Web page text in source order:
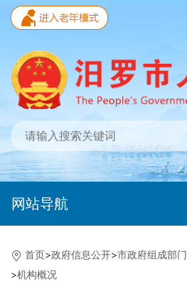
网站导航
首页>政府信息公开>市政府组成部门
>机构概况